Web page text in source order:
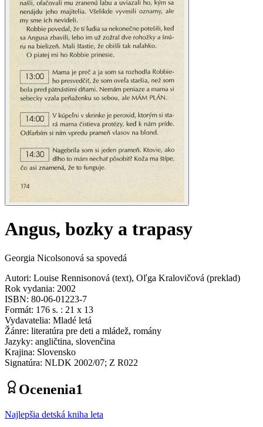
Angus, bozky a trapasy
Georgia Nicolsonová sa spovedá
Autori: Louise Rennisonová (text), Oľga Kralovičová (preklad)
Rok vydania: 2002
ISBN: 80-06-01223-7
Formát: 176 s. : 21 x 13
Vydavatelia: Mladé letá
Žánre: literatúra pre deti a mládež, romány
Jazyky: angličtina, slovenčina
Krajina: Slovensko
Signatúra: NLDK 2002/07; Z R022
Ocenenia1
Najlepšia detská kniha leta